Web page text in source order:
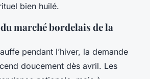
bien huilé.
marché bordelais de la
pendant l’hiver, la demande
doucement dès avril. Les